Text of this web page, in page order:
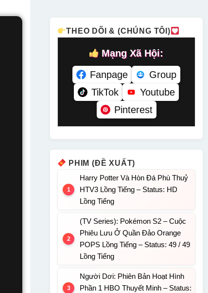
THEO DÕI & (CHÚNG TÔI)
Mạng Xã Hội:
Fanpage
Group
TikTok
Youtube
Pinterest
PHIM (ĐỀ XUẤT)
Harry Potter Và Hòn Đá Phù Thuỷ
HTV3 Lồng Tiếng – Status: HD
Lồng Tiếng
(TV Series): Pokémon S2 – Cuộc
Phiêu Lưu Ở Quần Đảo Orange
POPS Lồng Tiếng – Status: 49 / 49
Lồng Tiếng
Người Dơi: Phiên Bản Hoạt Hình
Phần 1 HBO Thuyết Minh – Status: